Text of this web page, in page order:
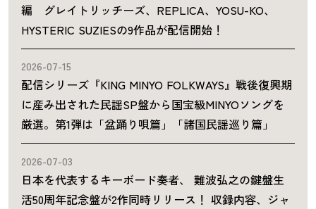
編 グレイトリッチーズ、REPLICA、YOSU-KO、
HYSTERIC SUZIESの9作品が配信開始！
2026-07-15
配信シリーズ『KING MINYO FOLKWAYS』戦後復興期
に産み出された民謡SP盤から国宝級MINYOソングを
厳選。第1弾は「盆踊り唄篇」「諸国民謡巡り篇」
2026-07-03
日本を代表するキーボード奏者、 難波弘之の鍵盤生
活50周年記念盤が2作同時リリース！ 収録内容、ジャ